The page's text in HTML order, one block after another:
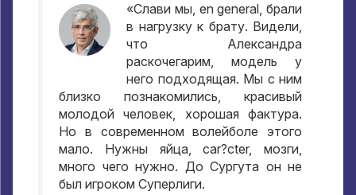
«Слави мы, en general, брали
в нагрузку к брату. Видели,
что Александра
раскочегарим, модель у
него подходящая. Мы с ним
близко познакомились, красивый
молодой человек, хорошая фактура.
Но в современном волейболе этого
мало. Нужны яйца, car?cter, мозги,
много чего нужно. До Сургута он не
был игроком Суперлиги.